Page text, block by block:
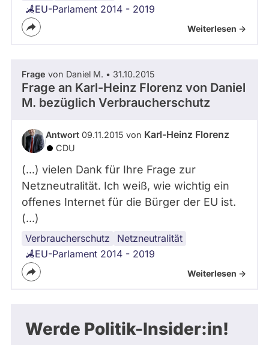
EU-Parlament 2014 - 2019
Weiterlesen ->
Frage von Daniel M. • 31.10.2015
Frage an Karl-Heinz Florenz von Daniel
M. bezüglich Verbraucherschutz
Antwort 09.11.2015 von Karl-Heinz Florenz
CDU
(...) vielen Dank für Ihre Frage zur
Netzneutralität. Ich weiß, wie wichtig ein
offenes Internet für die Bürger der EU ist.
(...)
Verbraucherschutz Netzneutralität
Internet
EU-Parlament 2014 - 2019
Weiterlesen ->
Werde Politik-Insider:in!